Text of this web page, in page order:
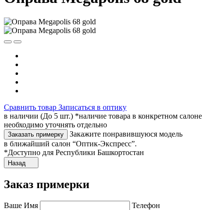
Сравнить товар Записаться в оптику
в наличии (До 5 шт.) *наличие товара в конкретном салоне
необходимо уточнять отдельно
Заказать примерку
Закажите понравившуюся модель
в ближайший салон “Оптик-Экспресс”.
*Доступно для Республики Башкортостан
Назад
Заказ примерки
Ваше Имя
Телефон